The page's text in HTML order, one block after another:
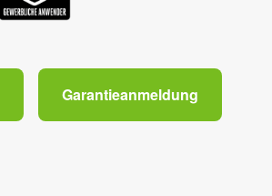
Garantieanmeldung